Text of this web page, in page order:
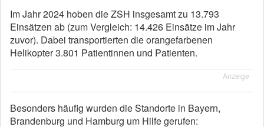
Im Jahr 2024 hoben die ZSH insgesamt zu 13.793
Einsätzen ab (zum Vergleich: 14.426 Einsätze im Jahr
zuvor). Dabei transportierten die orangefarbenen
Helikopter 3.801 Patientinnen und Patienten.
Anzeige
Besonders häufig wurden die Standorte in Bayern,
Brandenburg und Hamburg um Hilfe gerufen: